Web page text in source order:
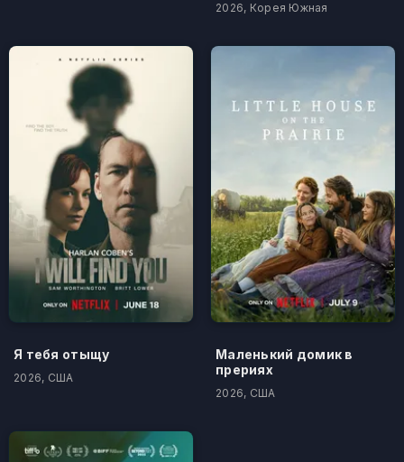
2026, Корея Южная
Я тебя отыщу
2026, США
Маленький домик в
прериях
2026, США